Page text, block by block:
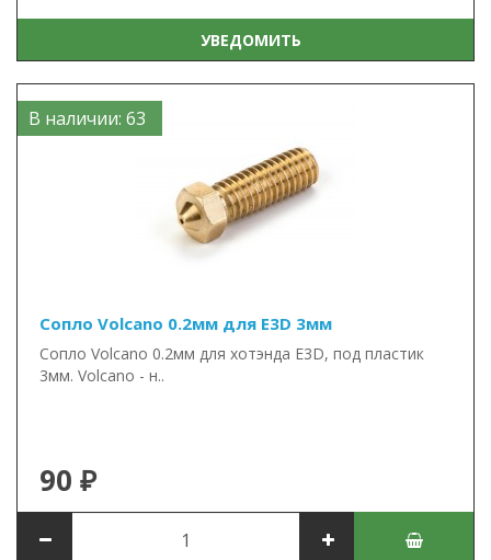
УВЕДОМИТЬ
В наличии: 63
Сопло Volcano 0.2мм для E3D 3мм
Сопло Volcano 0.2мм для хотэнда E3D, под пластик
3мм. Volcano - н..
90 ₽